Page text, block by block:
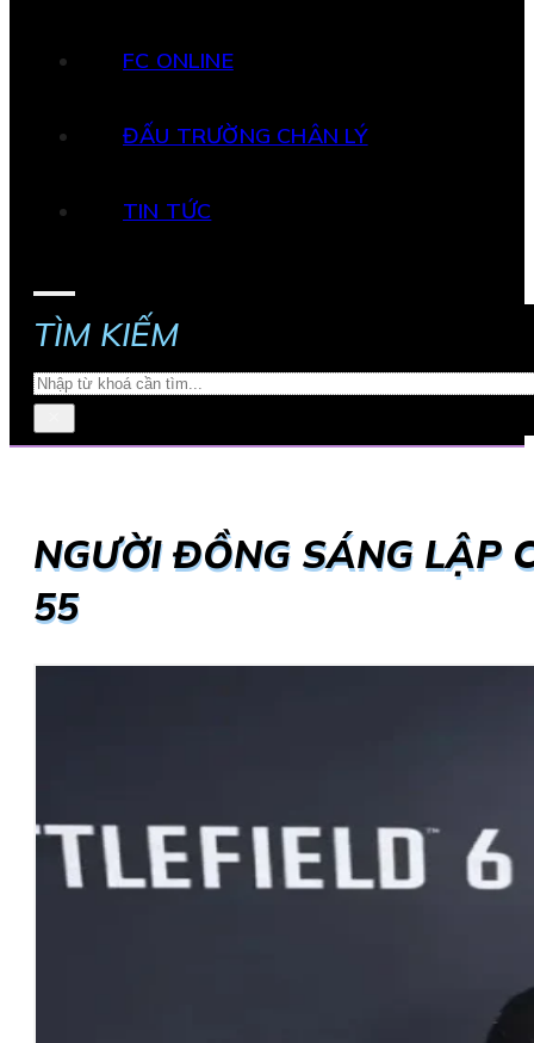
FC ONLINE
ĐẤU TRƯỜNG CHÂN LÝ
TIN TỨC
TÌM KIẾM
Search
NGƯỜI ĐỒNG SÁNG LẬP
55